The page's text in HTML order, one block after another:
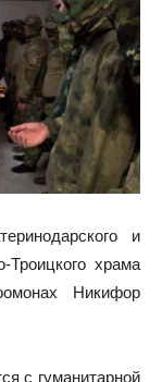
и
Троицкого храма
Никифор
с гуманитарной